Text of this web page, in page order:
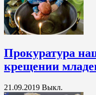
Прокуратура
крещении
21.09.2019 Выкл.